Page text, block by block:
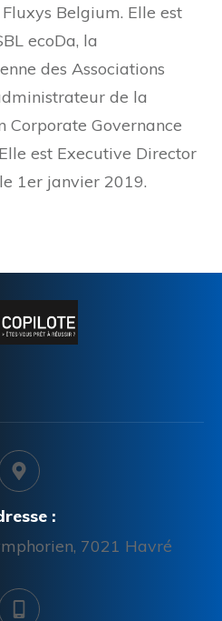
Belgium. Elle est
ecoDa, la
des Associations
de la
Corporate Governance
est Executive Director
1er janvier 2019.
:
7021 Havré